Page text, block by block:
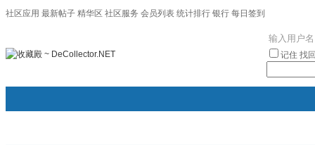
社区应用 最新帖子 精华区 社区服务 会员列表 统计排行 银行 每日签到
记住 找